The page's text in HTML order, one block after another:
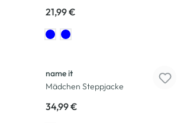
21,99 €
name it
Mädchen Steppjacke
34,99 €